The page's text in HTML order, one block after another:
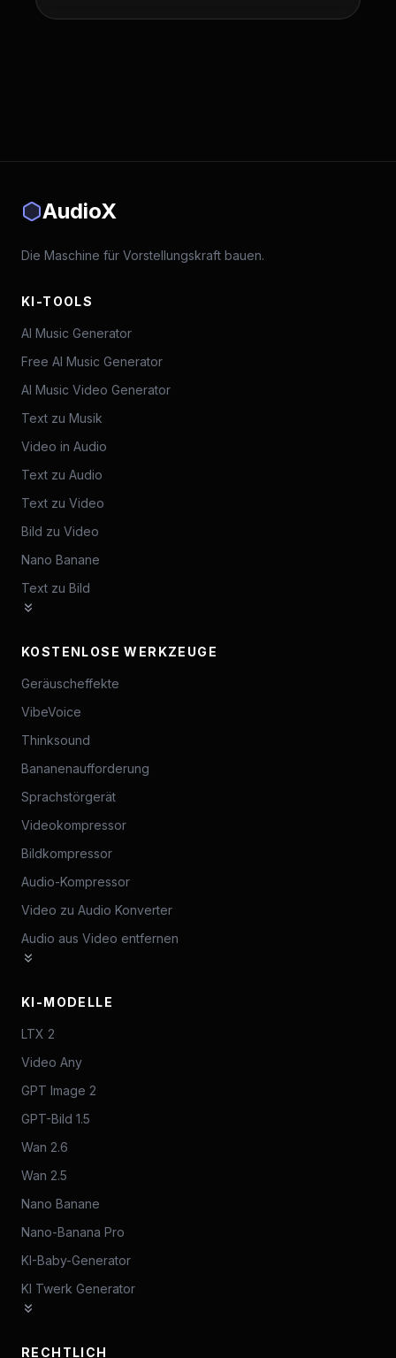
AudioX
Die Maschine für Vorstellungskraft bauen.
KI-TOOLS
AI Music Generator
Free AI Music Generator
AI Music Video Generator
Text zu Musik
Video in Audio
Text zu Audio
Text zu Video
Bild zu Video
Nano Banane
Text zu Bild
KOSTENLOSE WERKZEUGE
Geräuscheffekte
VibeVoice
Thinksound
Bananenaufforderung
Sprachstörgerät
Videokompressor
Bildkompressor
Audio-Kompressor
Video zu Audio Konverter
Audio aus Video entfernen
KI-MODELLE
LTX 2
Video Any
GPT Image 2
GPT-Bild 1.5
Wan 2.6
Wan 2.5
Nano Banane
Nano-Banana Pro
KI-Baby-Generator
KI Twerk Generator
RECHTLICH